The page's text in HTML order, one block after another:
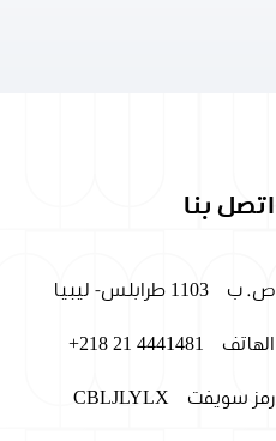
اتصل بنا
ص. ب 1103 طرابلس- ليبيا
الهاتف +218 21 4441481
رمز سويفت CBLJLYLX